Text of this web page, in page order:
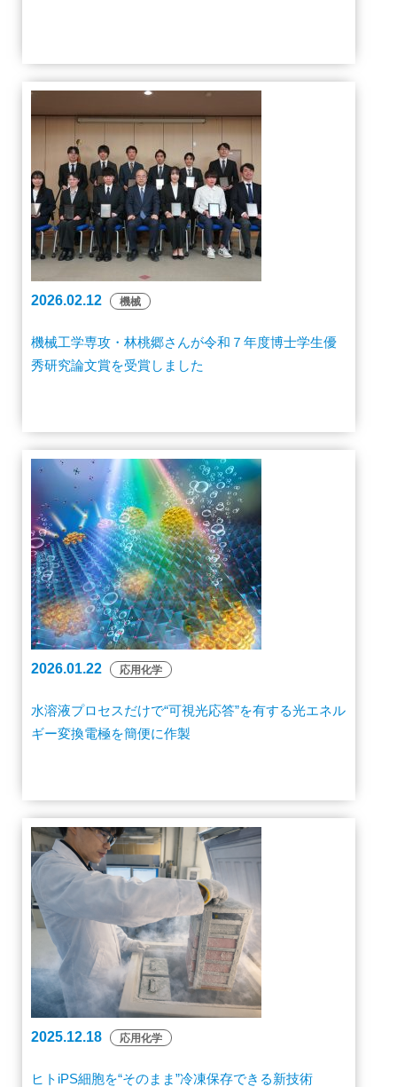
2026.02.12 機械
機械工学専攻・林桃郷さんが令和７年度博士学生優
秀研究論文賞を受賞しました
2026.01.22 応用化学
水溶液プロセスだけで“可視光応答”を有する光エネル
ギー変換電極を簡便に作製
2025.12.18 応用化学
ヒトiPS細胞を“そのまま”冷凍保存できる新技術